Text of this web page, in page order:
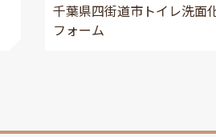
千葉県四街道市トイレ洗面
フォーム